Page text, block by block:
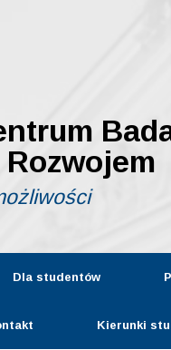
Dla studentów
Kierunki